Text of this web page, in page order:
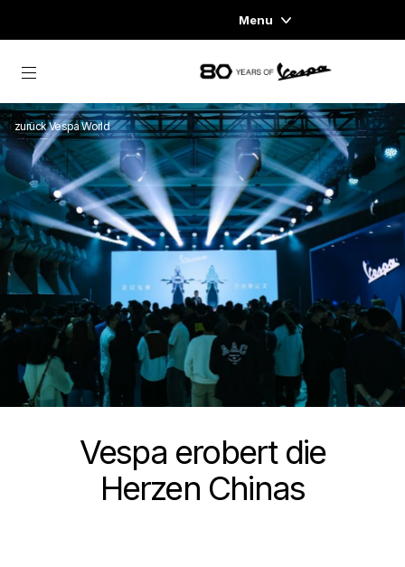
Menu
Home
FAHRZEUGAUSWAHL
KLEIDUNG & LIFESTYLE
EXPERIENCES
CONCEPT STORE
zurück zum Hauptinhalt
zurück Vespa World
Vespa erobert die
Herzen Chinas